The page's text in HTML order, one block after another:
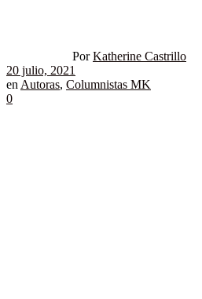
Por Katherine Castrillo
20 julio, 2021
enAutoras, Columnistas MK
0